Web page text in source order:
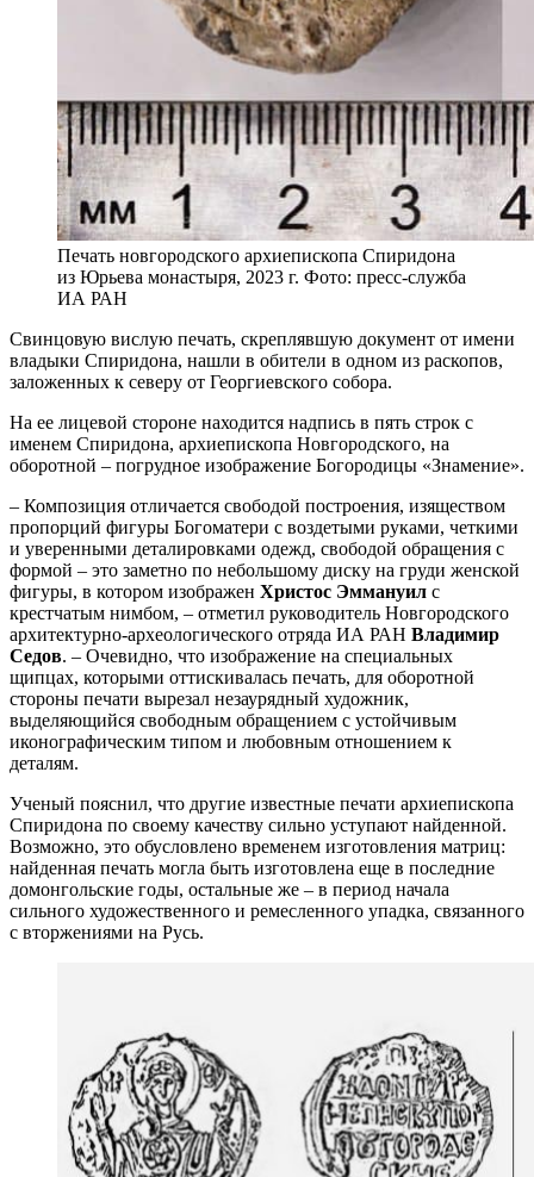
Печать новгородского архиепископа Спиридона
из Юрьева монастыря, 2023 г. Фото: пресс-служба
ИА РАН
Свинцовую вислую печать, скреплявшую документ от имени
владыки Спиридона, нашли в обители в одном из раскопов,
заложенных к северу от Георгиевского собора.
На ее лицевой стороне находится надпись в пять строк с
именем Спиридона, архиепископа Новгородского, на
оборотной – погрудное изображение Богородицы «Знамение».
– Композиция отличается свободой построения, изяществом
пропорций фигуры Богоматери с воздетыми руками, четкими
и уверенными деталировками одежд, свободой обращения с
формой – это заметно по небольшому диску на груди женской
фигуры, в котором изображен Христос Эммануил с
крестчатым нимбом, – отметил руководитель Новгородского
архитектурно-археологического отряда ИА РАН Владимир
Седов. – Очевидно, что изображение на специальных
щипцах, которыми оттискивалась печать, для оборотной
стороны печати вырезал незаурядный художник,
выделяющийся свободным обращением с устойчивым
иконографическим типом и любовным отношением к
деталям.
Ученый пояснил, что другие известные печати архиепископа
Спиридона по своему качеству сильно уступают найденной.
Возможно, это обусловлено временем изготовления матриц:
найденная печать могла быть изготовлена еще в последние
домонгольские годы, остальные же – в период начала
сильного художественного и ремесленного упадка, связанного
с вторжениями на Русь.